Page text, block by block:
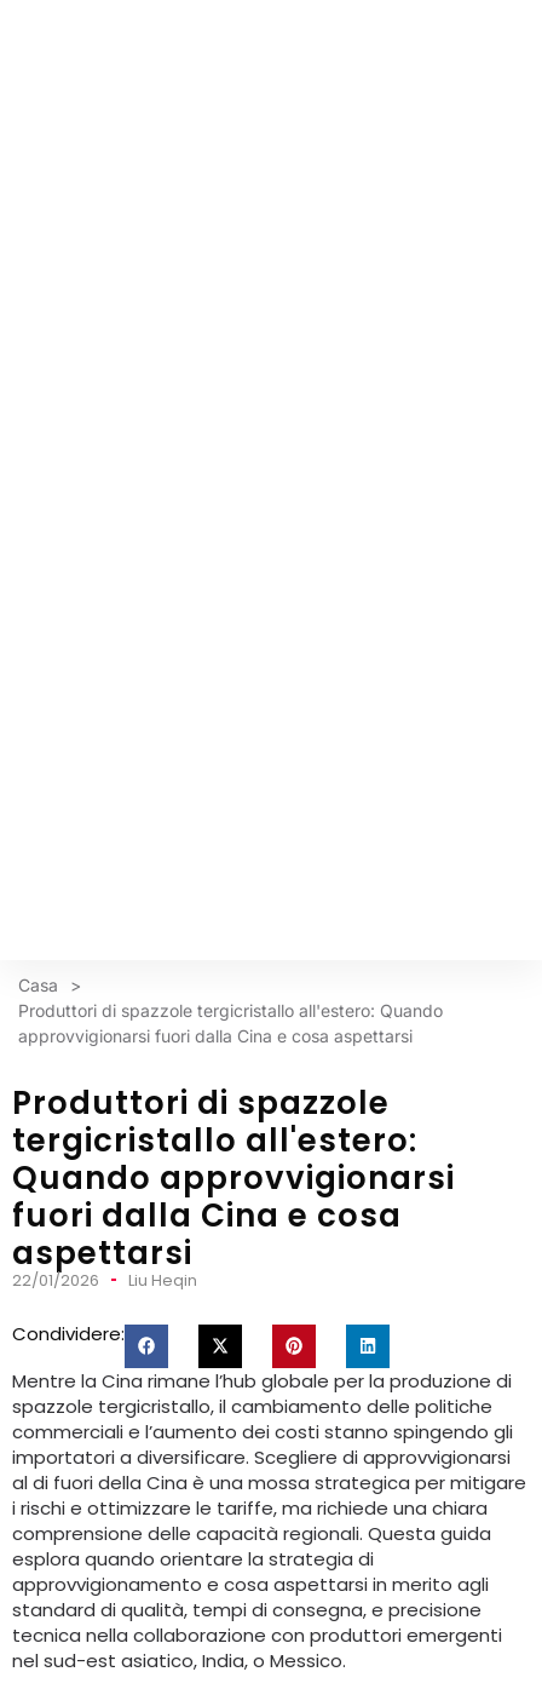
Casa
>
Produttori di spazzole tergicristallo all'estero: Quando
approvvigionarsi fuori dalla Cina e cosa aspettarsi
Produttori di spazzole
tergicristallo all'estero:
Quando approvvigionarsi
fuori dalla Cina e cosa
aspettarsi
22/01/2026 Liu Heqin
Condividere:
Mentre la Cina rimane l’hub globale per la produzione di
spazzole tergicristallo, il cambiamento delle politiche
commerciali e l’aumento dei costi stanno spingendo gli
importatori a diversificare. Scegliere di approvvigionarsi
al di fuori della Cina è una mossa strategica per mitigare
i rischi e ottimizzare le tariffe, ma richiede una chiara
comprensione delle capacità regionali. Questa guida
esplora quando orientare la strategia di
approvvigionamento e cosa aspettarsi in merito agli
standard di qualità, tempi di consegna, e precisione
tecnica nella collaborazione con produttori emergenti
nel sud-est asiatico, India, o Messico.